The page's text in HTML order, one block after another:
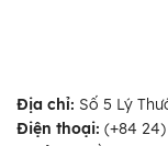
Địa chỉ: Số 5 Lý
Điện thoại: (+84 24)